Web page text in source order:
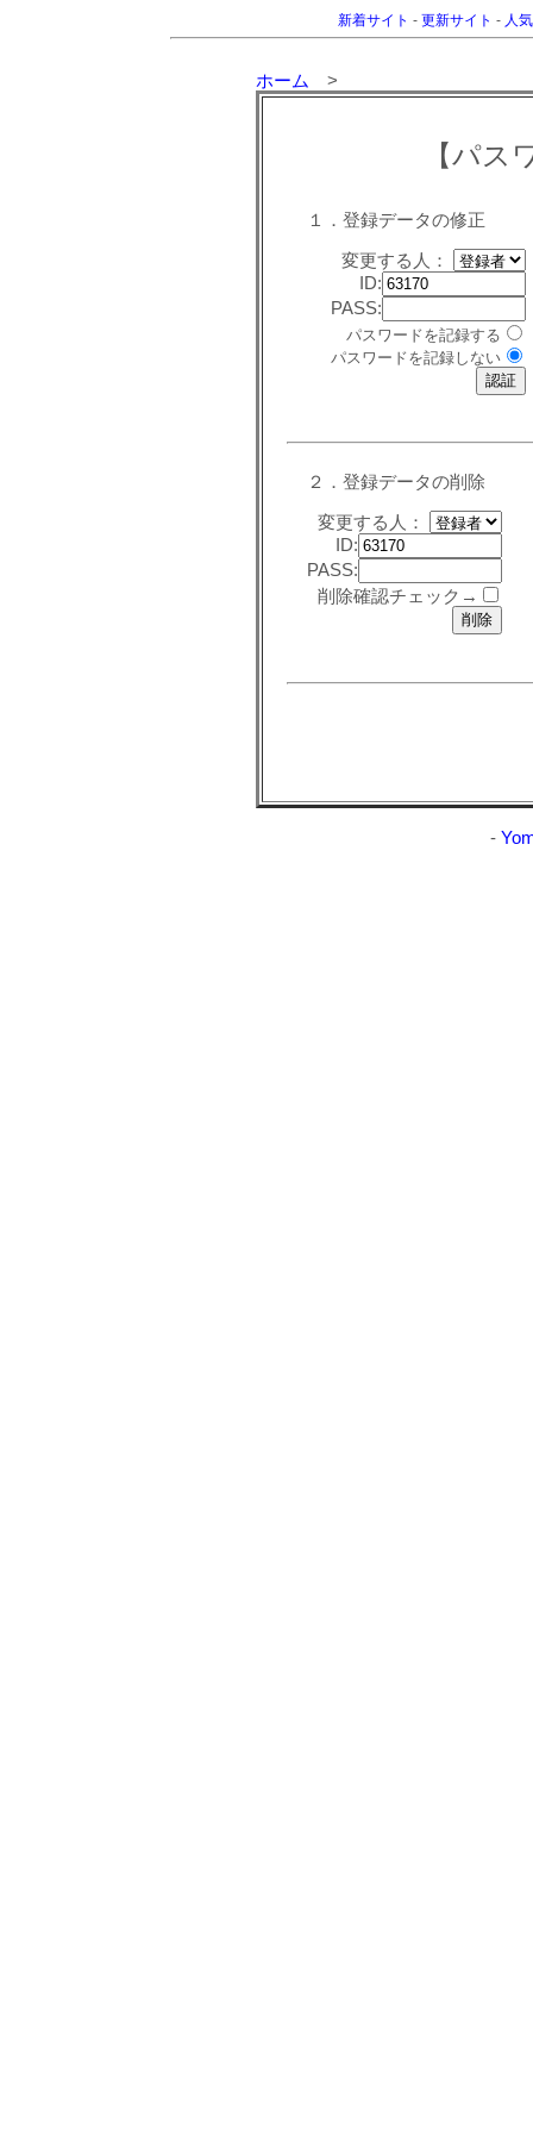
新着サイト - 更新サイト - 人
ホーム >
【パス
１．登録データの修正
変更する人：
ID:
PASS:
パスワードを記録する
パスワードを記録しない
２．登録データの削除
変更する人：
ID:
PASS:
削除確認チェック→
-